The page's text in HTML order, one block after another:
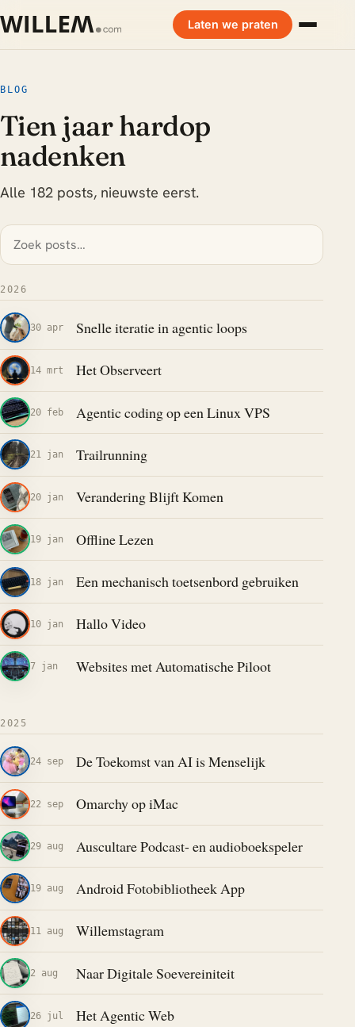
Laten we praten
BLOG
Tien jaar hardop
nadenken
Alle 182 posts, nieuwste eerst.
2026
30 apr Snelle iteratie in agentic loops
14 mrt Het Observeert
20 feb Agentic coding op een Linux VPS
21 jan Trailrunning
20 jan Verandering Blijft Komen
19 jan Offline Lezen
18 jan Een mechanisch toetsenbord gebruiken
10 jan Hallo Video
7 jan Websites met Automatische Piloot
2025
24 sep De Toekomst van AI is Menselijk
22 sep Omarchy op iMac
29 aug Auscultare Podcast- en audioboekspeler
19 aug Android Fotobibliotheek App
11 aug Willemstagram
2 aug Naar Digitale Soevereiniteit
26 jul Het Agentic Web